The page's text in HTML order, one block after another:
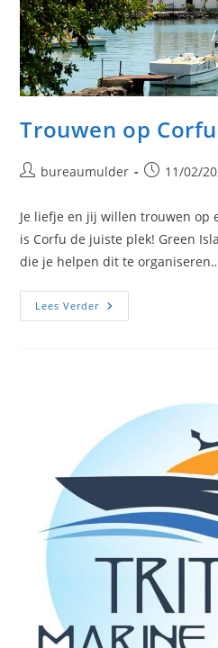
Trouwen op Corfu
Berichtbureaumulder
Bericht
11/02/
Je liefje en jij willen trouwen op
is Corfu de juiste plek! Green
die je helpen dit te
Lees VerderTrouwen
Op